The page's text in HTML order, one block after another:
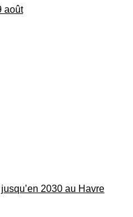
août
2030 au Havre